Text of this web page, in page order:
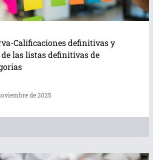
Calificaciones definitivas y
las listas definitivas de
de 2025